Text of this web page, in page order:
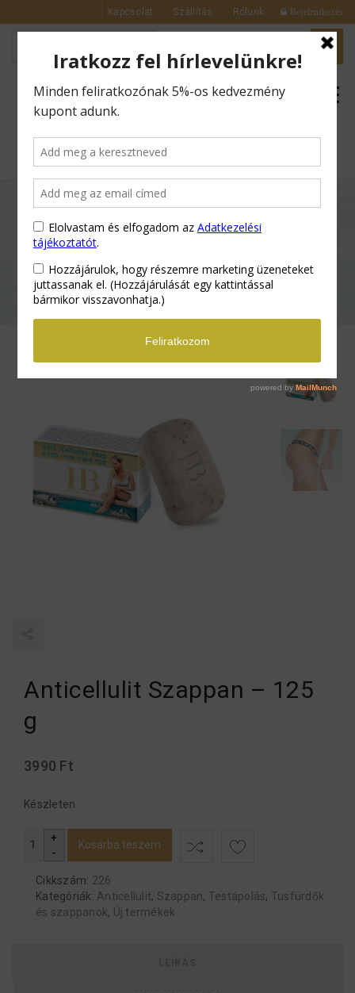
Kapcsolat Szállítás Rólunk Bejelentkezés
Anticellulit Szappan – 125 g
Anticellulit Szappan – 125
g
3990 Ft
Készleten
Kosárba teszem
Cikkszám: 226
Kategóriák: Anticellulit, Szappan, Testápolás, Tusfürdők
és szappanok, Új termékek